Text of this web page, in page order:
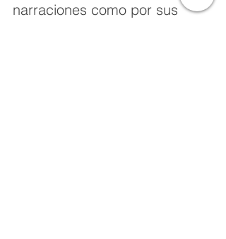
narraciones como por sus